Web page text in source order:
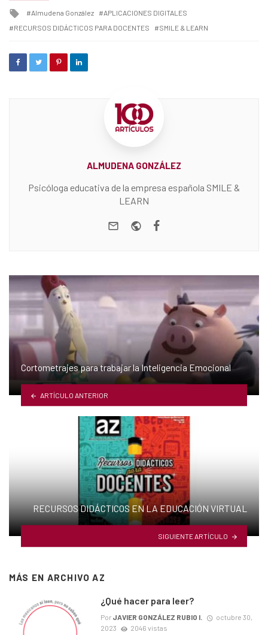
Tagged
Almudena González
APLICACIONES DIGITALES
RECURSOS DIDÁCTICOS PARA DOCENTES
SMILE & LEARN
ALMUDENA GONZÁLEZ
Psicóloga educativa de la empresa española SMILE &
LEARN
e-mail Website
Cortometrajes para trabajar la Inteligencia Emocional
ARTÍCULO ANTERIOR
RECURSOS DIDÁCTICOS EN LA EDUCACIÓN VIRTUAL
SIGUIENTE ARTÍCULO
MÁS EN ARCHIVO AZ
¿Qué hacer para leer?
Por JAVIER GONZÁLEZ RUBIO I.
octubre 30,
2023
2046 vistas